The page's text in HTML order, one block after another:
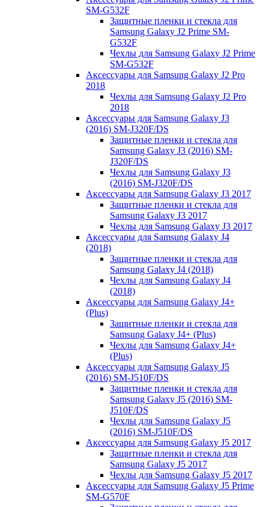
SM-G532F
Защитные пленки и стекла для
Samsung Galaxy J2 Prime SM-
G532F
Чехлы для Samsung Galaxy J2 Prime
SM-G532F
Аксессуары для Samsung Galaxy J2 Pro
2018
Чехлы для Samsung Galaxy J2 Pro
2018
Аксессуары для Samsung Galaxy J3
(2016) SM-J320F/DS
Защитные пленки и стекла для
Samsung Galaxy J3 (2016) SM-
J320F/DS
Чехлы для Samsung Galaxy J3
(2016) SM-J320F/DS
Аксессуары для Samsung Galaxy J3 2017
Защитные пленки и стекла для
Samsung Galaxy J3 2017
Чехлы для Samsung Galaxy J3 2017
Аксессуары для Samsung Galaxy J4
(2018)
Защитные пленки и стекла для
Samsung Galaxy J4 (2018)
Чехлы для Samsung Galaxy J4
(2018)
Аксессуары для Samsung Galaxy J4+
(Plus)
Защитные пленки и стекла для
Samsung Galaxy J4+ (Plus)
Чехлы для Samsung Galaxy J4+
(Plus)
Аксессуары для Samsung Galaxy J5
(2016) SM-J510F/DS
Защитные пленки и стекла для
Samsung Galaxy J5 (2016) SM-
J510F/DS
Чехлы для Samsung Galaxy J5
(2016) SM-J510F/DS
Аксессуары для Samsung Galaxy J5 2017
Защитные пленки и стекла для
Samsung Galaxy J5 2017
Чехлы для Samsung Galaxy J5 2017
Аксессуары для Samsung Galaxy J5 Prime
SM-G570F